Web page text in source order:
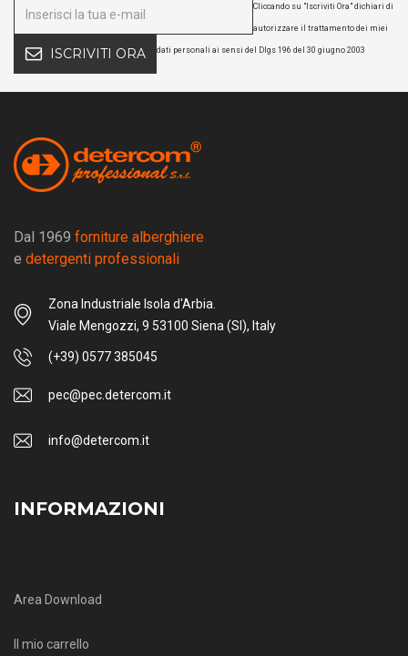
ISCRIVITI ORA
Cliccando su "Iscriviti Ora" dichiari di
autorizzare il trattamento dei miei
dati personali ai sensi del Dlgs 196 del 30 giugno 2003
Dal 1969 forniture alberghiere
e detergenti professionali
Zona Industriale Isola d'Arbia.
Viale Mengozzi, 9 53100 Siena (SI), Italy
(+39) 0577 385045
pec@pec.detercom.it
info@detercom.it
INFORMAZIONI
Area Download
Il mio carrello